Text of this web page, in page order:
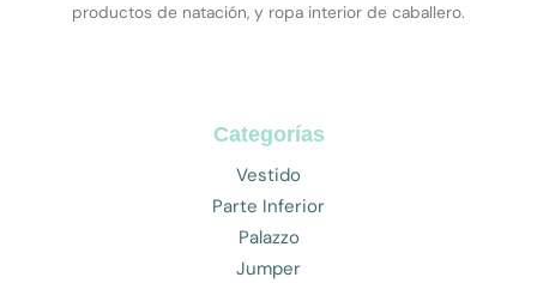
productos de natación, y ropa interior de caballero.
Categorías
Vestido
Parte Inferior
Palazzo
Jumper